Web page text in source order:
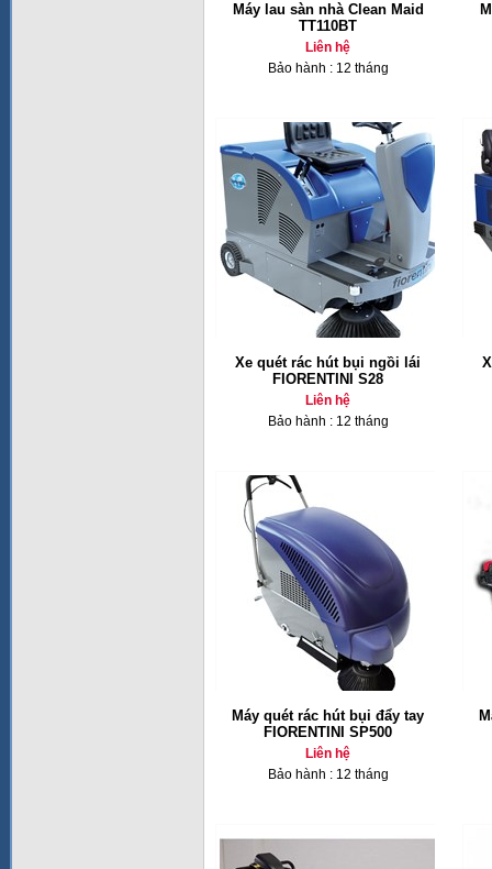
Máy lau sàn nhà Clean Maid
TT110BT
Liên hệ
Bảo hành : 12 tháng
Xe quét rác hút bụi ngồi lái
FIORENTINI S28
Liên hệ
Bảo hành : 12 tháng
Máy quét rác hút bụi đẩy tay
FIORENTINI SP500
Liên hệ
Bảo hành : 12 tháng